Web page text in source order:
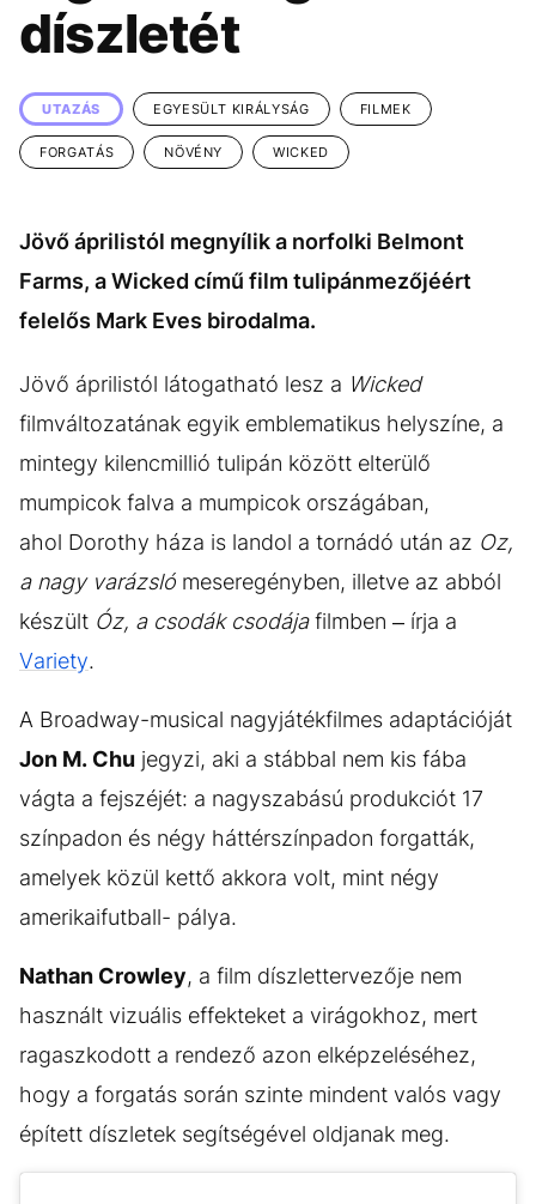
KÖZÉLET UTAZÁS
ÉLETMÓD
BESZÉLGETÉSEK ARCOK
VIDEÓ TÖRTÉNETEK
díszletét
UTAZÁS EGYESÜLT KIRÁLYSÁG FILMEK
FORGATÁS NÖVÉNY WICKED
Jövő áprilistól megnyílik a norfolki Belmont
Farms, a Wicked című film tulipánmezőjéért
felelős Mark Eves birodalma.
Jövő áprilistól látogatható lesz a Wicked
filmváltozatának egyik emblematikus helyszíne, a
mintegy kilencmillió tulipán között elterülő
mumpicok falva a mumpicok országában,
ahol Dorothy háza is landol a tornádó után az Oz,
a nagy varázsló meseregényben, illetve az abból
készült Óz, a csodák csodájafilmben – írja a
Variety.
A Broadway-musical nagyjátékfilmes adaptációját
Jon M. Chu jegyzi, aki a stábbal nem kis fába
vágta a fejszéjét: a nagyszabású produkciót 17
színpadon és négy háttérszínpadon forgatták,
amelyek közül kettő akkora volt, mint négy
amerikaifutball- pálya.
Nathan Crowley, a film díszlettervezője nem
használt vizuális effekteket a virágokhoz, mert
ragaszkodott a rendező azon elképzeléséhez,
hogy a forgatás során szinte mindent valós vagy
épített díszletek segítségével oldjanak meg.